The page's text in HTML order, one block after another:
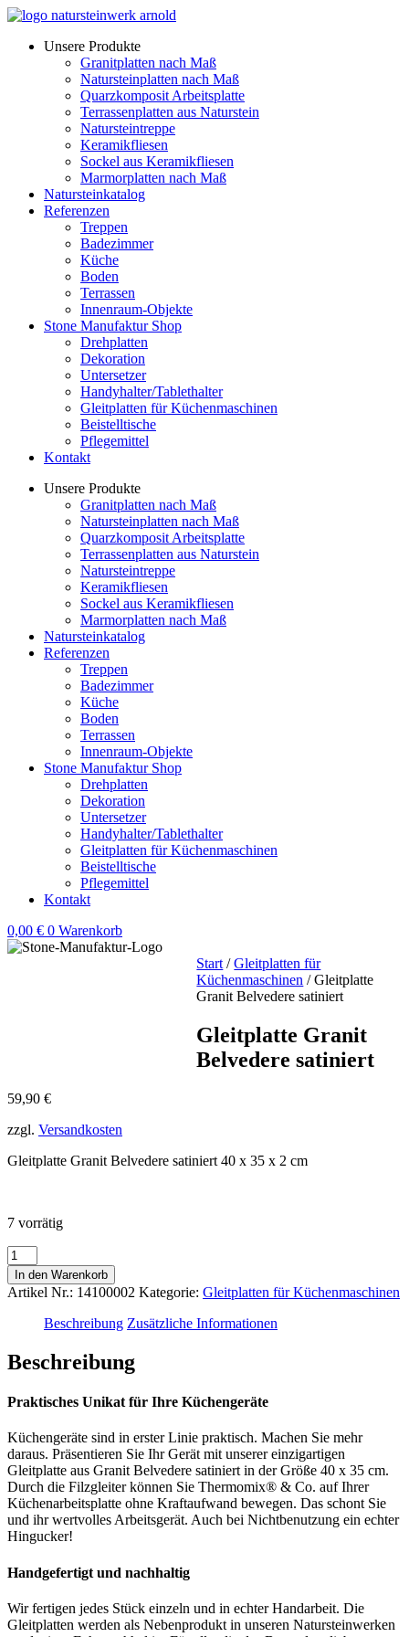
Zum
wechselnUnsere Produkte
Granitplatten nach Maß
Natursteinplatten nach Maß
Quarzkomposit Arbeitsplatte
Terrassenplatten aus Naturstein
Natursteintreppe
Keramikfliesen
Sockel aus Keramikfliesen
Marmorplatten nach Maß
Natursteinkatalog
Referenzen
Treppen
Badezimmer
Küche
Boden
Terrassen
Innenraum-Objekte
Stone Manufaktur Shop
Drehplatten
Dekoration
Untersetzer
Handyhalter/Tablethalter
Gleitplatten für Küchenmaschinen
Beistelltische
Pflegemittel
Kontakt
Unsere Produkte
Granitplatten nach Maß
Natursteinplatten nach Maß
Quarzkomposit Arbeitsplatte
Terrassenplatten aus Naturstein
Natursteintreppe
Keramikfliesen
Sockel aus Keramikfliesen
Marmorplatten nach Maß
Natursteinkatalog
Referenzen
Treppen
Badezimmer
Küche
Boden
Terrassen
Innenraum-Objekte
Stone Manufaktur Shop
Drehplatten
Dekoration
Untersetzer
Handyhalter/Tablethalter
Gleitplatten für Küchenmaschinen
Beistelltische
Pflegemittel
Kontakt
0,00 € 0 Warenkorb
Start /Gleitplatten für
Küchenmaschinen / Gleitplatte
Granit Belvedere satiniert
Gleitplatte Granit
Belvedere satiniert
59,90 €
zzgl. Versandkosten
Gleitplatte Granit Belvedere satiniert 40 x 35 x 2 cm
7 vorrätig
Gleitplatte
Granit
Belvedere
satiniert
Menge
In den Warenkorb
Artikel Nr.: 14100002 Kategorie: Gleitplatten für Küchenmaschinen
Beschreibung Zusätzliche Informationen
Beschreibung
Praktisches Unikat für Ihre Küchengeräte
Küchengeräte sind in erster Linie praktisch. Machen Sie mehr
daraus. Präsentieren Sie Ihr Gerät mit unserer einzigartigen
Gleitplatte aus Granit Belvedere satiniert in der Größe 40 x 35 cm.
Durch die Filzgleiter können Sie Thermomix® & Co. auf Ihrer
Küchenarbeitsplatte ohne Kraftaufwand bewegen. Das schont Sie
und ihr wertvolles Arbeitsgerät. Auch bei Nichtbenutzung ein echter
Hingucker!
Handgefertigt und nachhaltig
Wir fertigen jedes Stück einzeln und in echter Handarbeit. Die
Gleitplatten werden als Nebenprodukt in unseren Natursteinwerken